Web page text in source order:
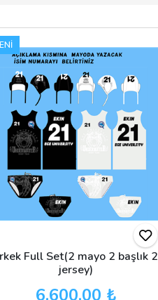
Full Set(2 mayo 2 başlık 2
jersey)
6.600,00 ₺